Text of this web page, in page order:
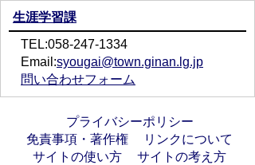
生涯学習課
TEL:058-247-1334
Email:syougai@town.ginan.lg.jp
問い合わせフォーム
プライバシーポリシー
免責事項・著作権
リンクについて
サイトの使い方
サイトの考え方